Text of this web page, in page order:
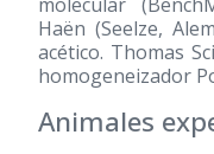
Haën (Seelze,
acético. Thomas
homogeneizador
Animales